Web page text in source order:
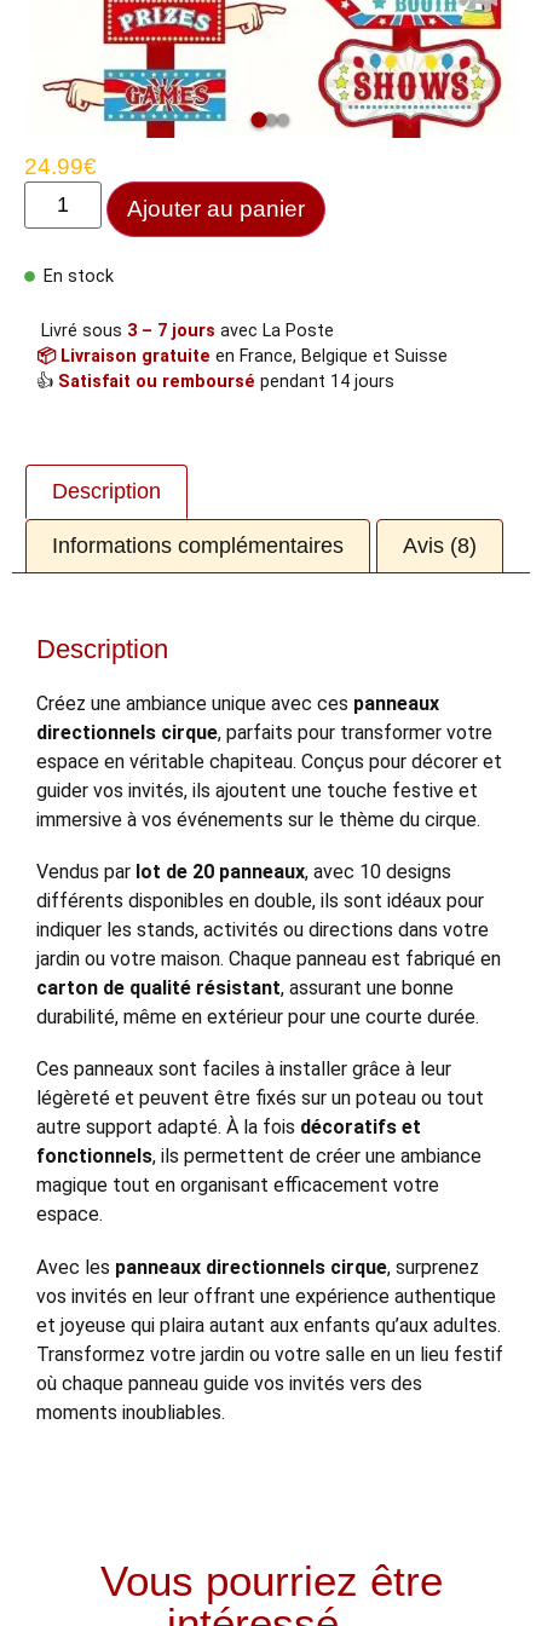
24.99€
Ajouter au panier
En stock
Livré sous 3 – 7 jours avec La Poste
📦 Livraison gratuite en France, Belgique et Suisse
👍 Satisfait ou remboursé pendant 14 jours
Description
Informations complémentaires Avis (8)
Description
Créez une ambiance unique avec ces panneaux
directionnels cirque, parfaits pour transformer votre
espace en véritable chapiteau. Conçus pour décorer et
guider vos invités, ils ajoutent une touche festive et
immersive à vos événements sur le thème du cirque.
Vendus par lot de 20 panneaux, avec 10 designs
différents disponibles en double, ils sont idéaux pour
indiquer les stands, activités ou directions dans votre
jardin ou votre maison. Chaque panneau est fabriqué en
carton de qualité résistant, assurant une bonne
durabilité, même en extérieur pour une courte durée.
Ces panneaux sont faciles à installer grâce à leur
légèreté et peuvent être fixés sur un poteau ou tout
autre support adapté. À la fois décoratifs et
fonctionnels, ils permettent de créer une ambiance
magique tout en organisant efficacement votre
espace.
Avec les panneaux directionnels cirque, surprenez
vos invités en leur offrant une expérience authentique
et joyeuse qui plaira autant aux enfants qu’aux adultes.
Transformez votre jardin ou votre salle en un lieu festif
où chaque panneau guide vos invités vers des
moments inoubliables.
Vous pourriez être